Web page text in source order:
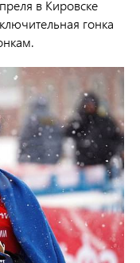
в Кировске
гонка